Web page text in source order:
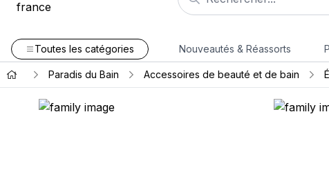
Toutes les catégories Nouveautés & Réassorts
Paradis du Bain Accessoires de beauté et de bain